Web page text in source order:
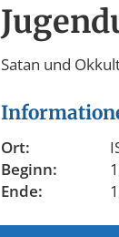
Satan und
Ort:
Beginn:
Ende: